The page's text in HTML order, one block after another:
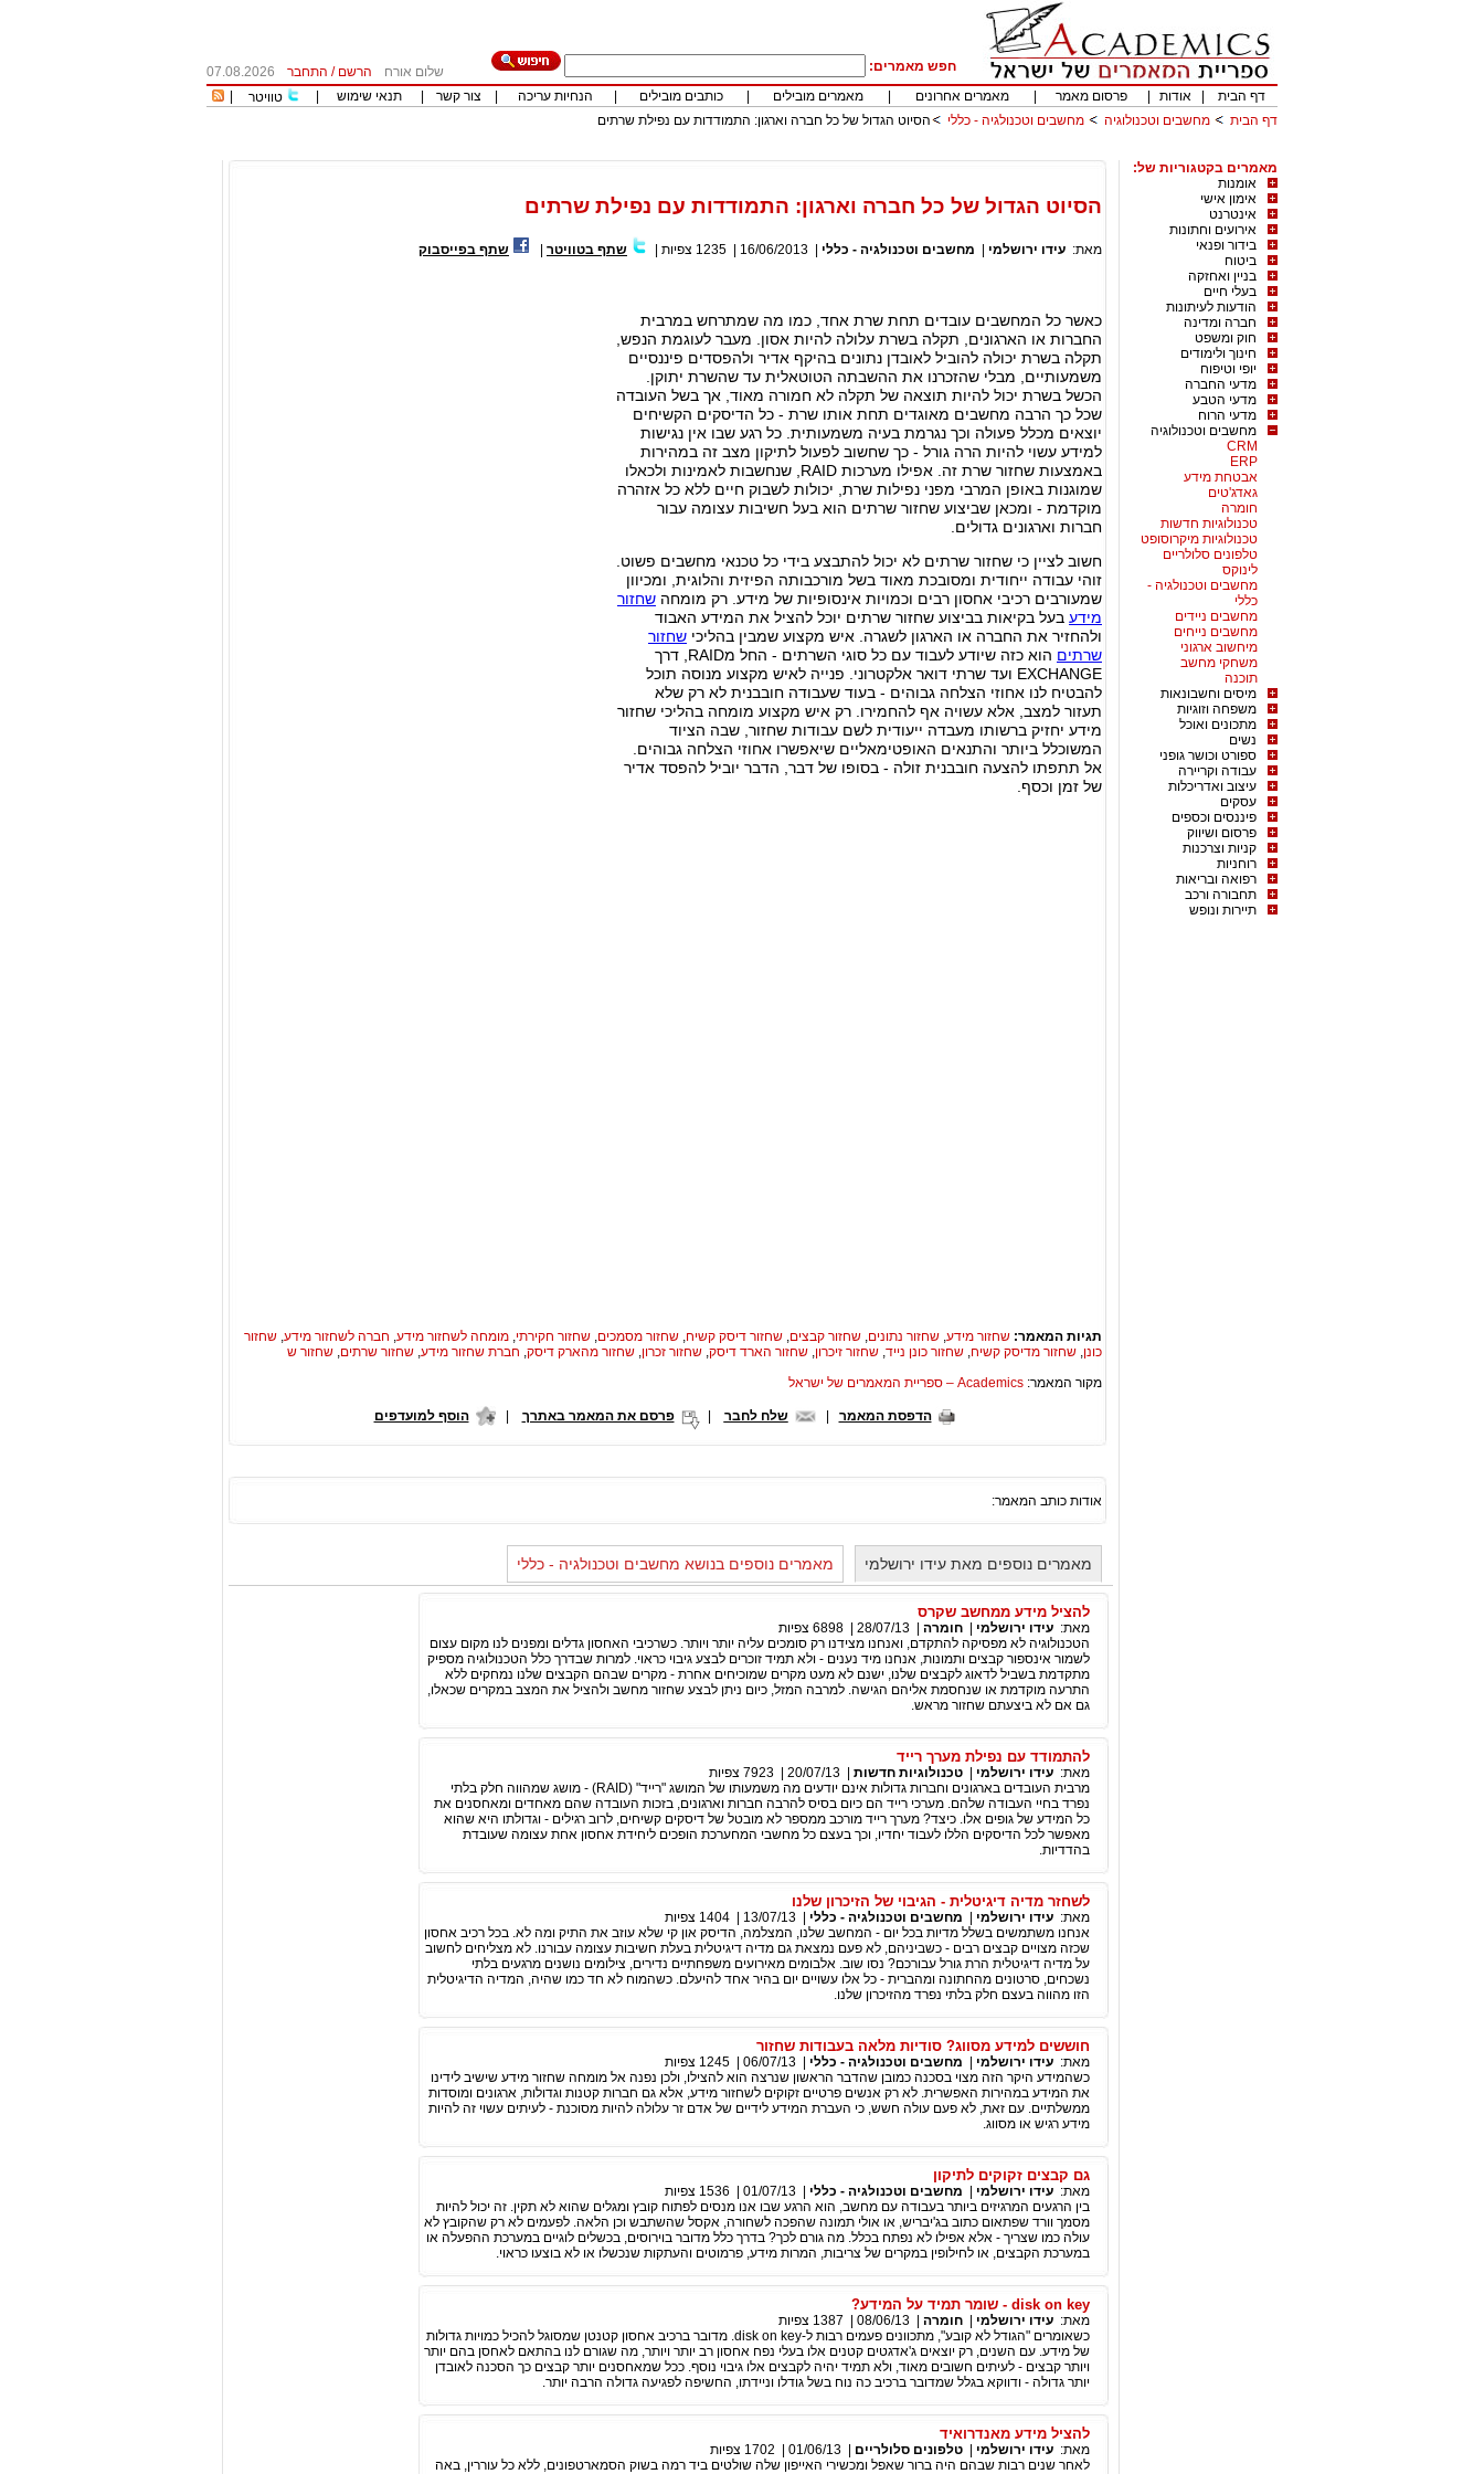
חפש מאמרים: שלום אורח הרשם / התחבר
07.08.2026
דף הבית
אודות פרסום מאמר מאמרים אחרונים מאמרים מובילים כותבים מובילים הנחיות עריכה צור קשר תנאי שימוש טוויטר
דף הבית
מחשבים וטכנולוגיה מחשבים וטכנולגיה - כללי הסיוט הגדול של כל חברה וארגון: התמודדות עם נפילת שרתים
מאמרים בקטגוריות של:
אומנות
אימון אישי
אינטרנט
אירועים וחתונות
בידור ופנאי
ביטוח
בניין ואחזקה
בעלי חיים
הודעות לעיתונות
חברה ומדינה
חוק ומשפט
חינוך ולימודים
יופי וטיפוח
מדעי החברה
מדעי הטבע
מדעי הרוח
מחשבים וטכנולוגיה
CRM
ERP
אבטחת מידע
גאדג'טים
חומרה
טכנולוגיות חדשות
טכנולוגיות מיקרוסופט
טלפונים סלולריים
לינוקס
מחשבים וטכנולגיה -
כללי
מחשבים ניידים
מחשבים נייחים
מיחשוב ארגוני
משחקי מחשב
תוכנה
מיסים וחשבונאות
משפחה וזוגיות
מתכונים ואוכל
נשים
ספורט וכושר גופני
עבודה וקריירה
עיצוב ואדריכלות
עסקים
פיננסים וכספים
פרסום ושיווק
קניות וצרכנות
רוחניות
רפואה ובריאות
תחבורה ורכב
תיירות ונופש
הסיוט הגדול של כל חברה וארגון: התמודדות עם נפילת שרתים
מאת: עידו ירושלמי מחשבים וטכנולגיה - כללי 16/06/2013
1235 צפיות שתף בטוויטר שתף בפייסבוק
כאשר כל המחשבים עובדים תחת שרת אחד, כמו מה שמתרחש במרבית
החברות או הארגונים, תקלה בשרת עלולה להיות אסון. מעבר לעוגמת הנפש,
תקלה בשרת יכולה להוביל לאובדן נתונים בהיקף אדיר ולהפסדים פיננסיים
משמעותיים, מבלי שהזכרנו את ההשבתה הטוטאלית עד שהשרת יתוקן.
הכשל בשרת יכול להיות תוצאה של תקלה לא חמורה מאוד, אך בשל העובדה
שכל כך הרבה מחשבים מאוגדים תחת אותו שרת - כל הדיסקים הקשיחים
יוצאים מכלל פעולה וכך נגרמת בעיה משמעותית. כל רגע שבו אין נגישות
למידע עשוי להיות הרה גורל - כך שחשוב לפעול לתיקון מצב זה במהירות
באמצעות שחזור שרת זה. אפילו מערכות RAID, שנחשבות לאמינות ולכאלו
שמוגנות באופן המרבי מפני נפילות שרת, יכולות לשבוק חיים ללא כל אזהרה
מוקדמת - ומכאן שביצוע שחזור שרתים הוא בעל חשיבות עצומה עבור
חברות וארגונים גדולים.
חשוב לציין כי שחזור שרתים לא יכול להתבצע בידי כל טכנאי מחשבים פשוט.
זוהי עבודה ייחודית ומסובכת מאוד בשל מורכבותה הפיזית והלוגית, ומכיוון
שמעורבים רכיבי אחסון רבים וכמויות אינסופיות של מידע. רק מומחה שחזור
מידע בעל בקיאות בביצוע שחזור שרתים יוכל להציל את המידע האבוד
ולהחזיר את החברה או הארגון לשגרה. איש מקצוע שמבין בהליכי שחזור
שרתים
הוא כזה שיודע לעבוד עם כל סוגי השרתים - החל מRAID, דרך
EXCHANGE ועד שרתי דואר אלקטרוני. פנייה לאיש מקצוע מנוסה תוכל
להבטיח לנו אחוזי הצלחה גבוהים - בעוד שעבודה חובבנית לא רק שלא
תעזור למצב, אלא עשויה אף להחמירו. רק איש מקצוע מומחה בהליכי שחזור
מידע יחזיק ברשותו מעבדה ייעודית לשם עבודות שחזור, שבה הציוד
המשוכלל ביותר והתנאים האופטימאליים שיאפשרו אחוזי הצלחה גבוהים.
אל תתפתו להצעה חובבנית זולה - בסופו של דבר, הדבר יוביל להפסד אדיר
של זמן וכסף.
תגיות המאמר: שחזור מידע, שחזור נתונים, שחזור קבצים, שחזור דיסק קשיח, שחזור מסמכים, שחזור חקירתי, מומחה לשחזור מידע, חברה לשחזור מידע, שחזור
כונן, שחזור מדיסק קשיח, שחזור כונן נייד, שחזור זיכרון, שחזור הארד דיסק, שחזור זכרון, שחזור מהארק דיסק, חברת שחזור מידע, שחזור שרתים, שחזור ש
מקור המאמר: Academics – ספריית המאמרים של ישראל
הדפסת המאמר שלח לחבר פרסם את המאמר באתרך | הוסף למועדפים
אודות כותב המאמר:
מאמרים נוספים מאת עידו ירושלמי מאמרים נוספים בנושא מחשבים וטכנולגיה - כללי
להציל מידע ממחשב שקרס
מאת: עידו ירושלמי חומרה 28/07/13
6898 צפיות
הטכנולוגיה לא מפסיקה להתקדם, ואנחנו מצידנו רק סומכים עליה יותר ויותר. כשרכיבי האחסון גדלים ומפנים לנו מקום עצום
לשמור אינספור קבצים ותמונות, אנחנו מיד נענים - ולא תמיד זוכרים לבצע גיבוי כראוי. למרות שבדרך כלל הטכנולוגיה מספיק
מתקדמת בשביל לדאוג לקבצים שלנו, ישנם לא מעט מקרים שמוכיחים אחרת - מקרים שבהם הקבצים שלנו נמחקים ללא
התרעה מוקדמת או שנחסמת אליהם הגישה. למרבה המזל, כיום ניתן לבצע שחזור מחשב ולהציל את המצב במקרים שכאלו,
גם אם לא ביצעתם שחזור מראש.
להתמודד עם נפילת מערך רייד
מאת: עידו ירושלמי טכנולוגיות חדשות 20/07/13
7923 צפיות
מרבית העובדים בארגונים וחברות גדולות אינם יודעים מה משמעותו של המושג "רייד" (RAID) - מושג שמהווה חלק בלתי
נפרד בחיי העבודה שלהם. מערכי רייד הם כיום בסיס להרבה חברות וארגונים, בזכות העובדה שהם מאחדים ומאחסנים את
כל המידע של גופים אלו. כיצד? מערך רייד מורכב ממספר לא מובטל של דיסקים קשיחים, לרוב רגילים - וגדולתו היא שהוא
מאפשר לכל הדיסקים הללו לעבוד יחדיו, וכך בעצם כל מחשבי המחערכת הופכים ליחידת אחסון אחת עצומה שעובדת
בהדדיות.
לשחזר מדיה דיגיטלית - הגיבוי של הזיכרון שלנו
מאת: עידו ירושלמי מחשבים וטכנולגיה - כללי 13/07/13
1404 צפיות
אנחנו משתמשים בשלל מדיות בכל יום - המחשב שלנו, המצלמה, הדיסק און קי שלא עוזב את התיק ומה לא. בכל רכיב אחסון
שכזה מצויים קבצים רבים - כשביניהם, לא פעם נמצאת גם מדיה דיגיטלית בעלת חשיבות עצומה עבורנו. לא מצליחים לחשוב
על מדיה דיגיטלית הרת גורל עבורכם? נסו שוב. אלבומים מאירועים משפחתיים נדירים, צילומים נושנים מרגעים בלתי
נשכחים, סרטונים מהחתונה ומהברית - כל אלו עשויים יום בהיר אחד להיעלם. כשהמוח לא חד כמו שהיה, המדיה הדיגיטלית
הזו מהווה בעצם חלק בלתי נפרד מהזיכרון שלנו.
חוששים למידע מסווג? סודיות מלאה בעבודות שחזור
מאת: עידו ירושלמי מחשבים וטכנולגיה - כללי 06/07/13
1245 צפיות
כשהמידע היקר הזה מצוי בסכנה כמובן שהדבר הראשון שנרצה הוא להצילו, ולכן נפנה אל מומחה שחזור מידע שישיב לידינו
את המידע במהירות האפשרית. לא רק אנשים פרטיים זקוקים לשחזור מידע, אלא גם חברות קטנות וגדולות, ארגונים ומוסדות
ממשלתיים. עם זאת, לא פעם עולה חשש, כי העברת המידע לידיים של אדם זר עלולה להיות מסוכנת - לעיתים עשוי זה להיות
מידע רגיש או מסווג.
גם קבצים זקוקים לתיקון
מאת: עידו ירושלמי מחשבים וטכנולגיה - כללי 01/07/13
1536 צפיות
בין הרגעים המרגיזים ביותר בעבודה עם מחשב, הוא הרגע שבו אנו מנסים לפתוח קובץ ומגלים שהוא לא תקין. זה יכול להיות
מסמך וורד שפתאום כתוב בג'יבריש, או אולי תמונה שהפכה לשחורה, אקסל שהשתבש וכן הלאה. לפעמים לא רק שהקובץ לא
עולה כמו שצריך - אלא אפילו לא נפתח בכלל. מה גורם לכך? בדרך כלל מדובר בוירוסים, בכשלים לוגיים במערכת ההפעלה או
במערכת הקבצים, או לחילופין במקרים של צריבות, המרות מידע, פרמוטים והעתקות שנכשלו או לא בוצעו כראוי.
disk on key - שומר תמיד על המידע?
מאת: עידו ירושלמי חומרה 08/06/13
1387 צפיות
כשאומרים "הגודל לא קובע", מתכוונים פעמים רבות ל-disk on key. מדובר ברכיב אחסון קטנטן שמסוגל להכיל כמויות גדולות
של מידע. עם השנים, רק יוצאים ג'אדגטים קטנים אלו בעלי נפח אחסון רב יותר ויותר, מה שגורם לנו בהתאם לאחסן בהם יותר
ויותר קבצים - לעיתים חשובים מאוד, ולא תמיד יהיה לקבצים אלו גיבוי נוסף. ככל שמאחסנים יותר קבצים כך הסכנה לאובדן
יותר גדולה - ודווקא בגלל שמדובר ברכיב כה נוח בשל גודלו וניידתו, החשיפה לפגיעה גדולה הרבה יותר.
להציל מידע מאנדרואיד
מאת: עידו ירושלמי טלפונים סלולריים 01/06/13
1702 צפיות
לאחר שנים רבות שבהם היה ברור שאפל ומכשירי האייפון שלה שולטים ביד רמה בשוק הסמארטפונים, ללא כל עוררין, באה